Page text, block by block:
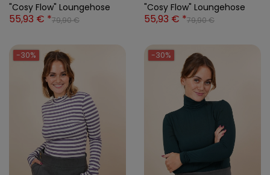
"Cosy Flow" Loungehose
55,93 € *79,90 €
"Cosy Flow" Loungehose
55,93 € *79,90 €
-30% -30%